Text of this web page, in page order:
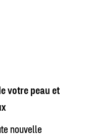
votre peau et
nouvelle